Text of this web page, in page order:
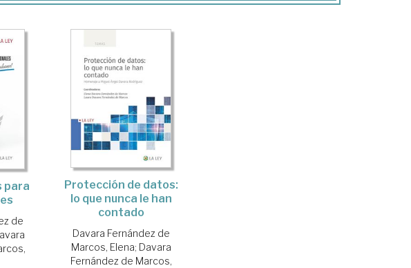
para
de
Protección de datos:
lo que nunca le han
contado
Davara Fernández de
Marcos, Elena; Davara
Fernández de Marcos,